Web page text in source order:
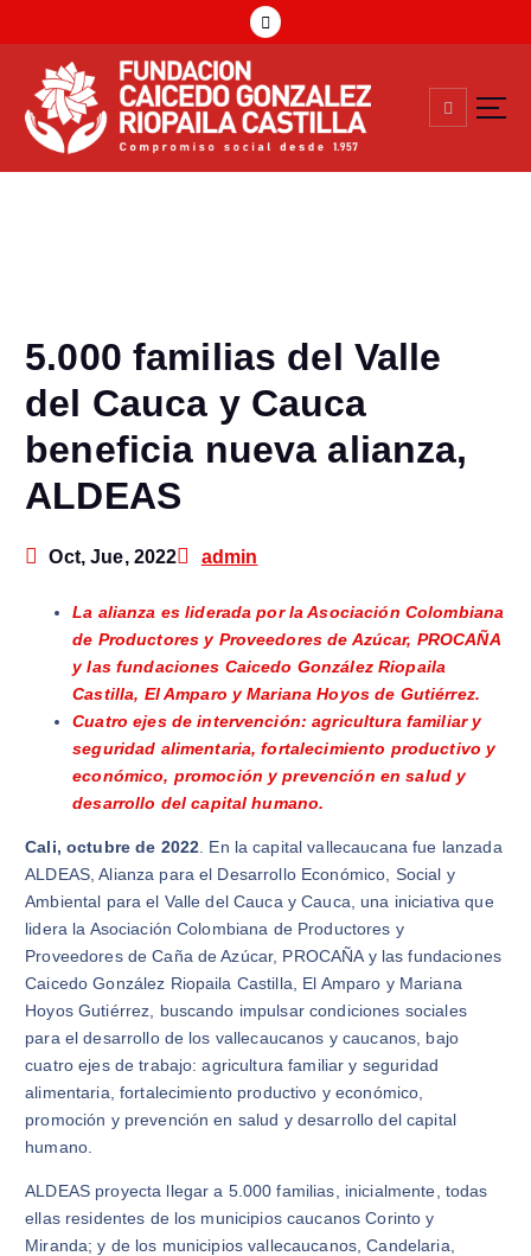
Compromiso Social Desde 1957
5.000 familias del Valle
del Cauca y Cauca
beneficia nueva alianza,
ALDEAS
Oct, Jue, 2022 admin
La alianza es liderada por la Asociación Colombiana
de Productores y Proveedores de Azúcar, PROCAÑA
y las fundaciones Caicedo González Riopaila
Castilla, El Amparo y Mariana Hoyos de Gutiérrez.
Cuatro ejes de intervención: agricultura familiar y
seguridad alimentaria, fortalecimiento productivo y
económico, promoción y prevención en salud y
desarrollo del capital humano.
Cali, octubre de 2022 . En la capital vallecaucana fue lanzada
ALDEAS, Alianza para el Desarrollo Económico, Social y
Ambiental para el Valle del Cauca y Cauca, una iniciativa que
lidera la Asociación Colombiana de Productores y
Proveedores de Caña de Azúcar, PROCAÑA y las fundaciones
Caicedo González Riopaila Castilla, El Amparo y Mariana
Hoyos Gutiérrez, buscando impulsar condiciones sociales
para el desarrollo de los vallecaucanos y caucanos, bajo
cuatro ejes de trabajo: agricultura familiar y seguridad
alimentaria, fortalecimiento productivo y económico,
promoción y prevención en salud y desarrollo del capital
humano.
ALDEAS proyecta llegar a 5.000 familias, inicialmente, todas
ellas residentes de los municipios caucanos Corinto y
Miranda; y de los municipios vallecaucanos, Candelaria,